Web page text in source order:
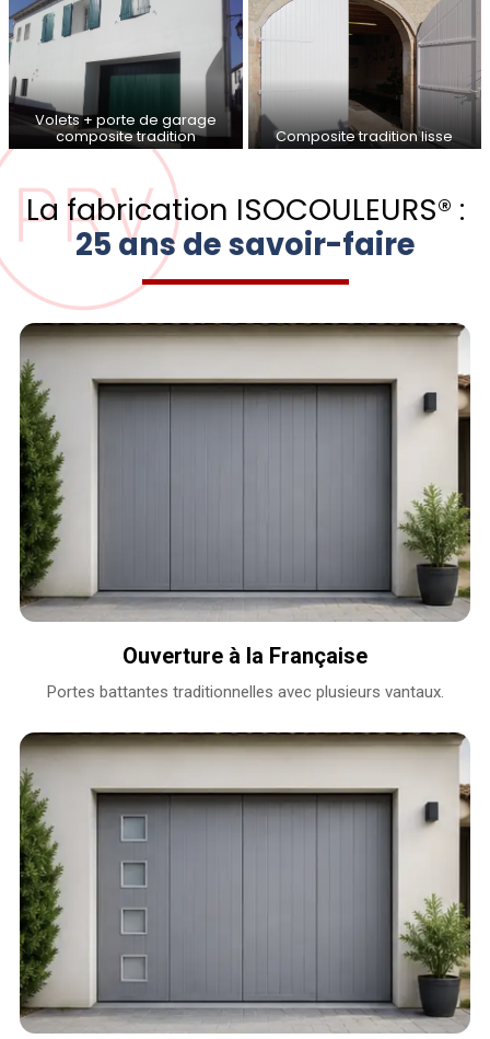
Volets + porte de garage
composite tradition
Composite tradition lisse
La fabrication ISOCOULEURS® :
25 ans de savoir-faire
Ouverture à la Française
Portes battantes traditionnelles avec plusieurs vantaux.